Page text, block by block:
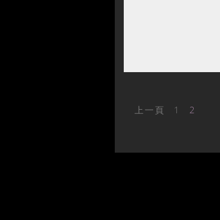
上一頁 1 2